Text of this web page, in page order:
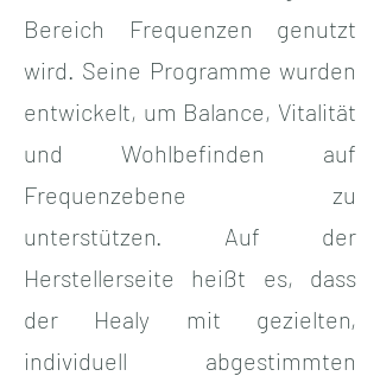
Bereich Frequenzen genutzt
wird. Seine Programme wurden
entwickelt, um Balance, Vitalität
und Wohlbefinden auf
Frequenzebene zu
unterstützen. Auf der
Herstellerseite heißt es, dass
der Healy mit gezielten,
individuell abgestimmten